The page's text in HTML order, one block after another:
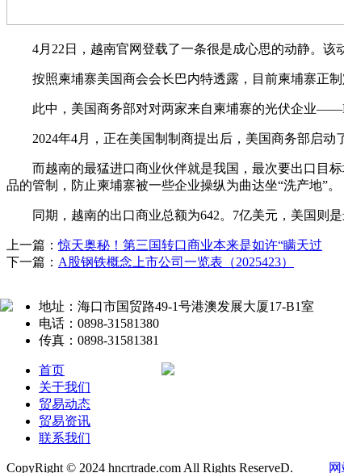
4月22日，越南官网登载了一条很是成心思的动静。该
按照柬埔寨美国商会会长巴内特透露，目前柬埔寨正制
此中，美国商务部对对两家来自柬埔寨的光伏企业
2024年4月，正在美国制制商提出后，美国商务部启动
而越南的最猛进口商业伙伴就是我国，最次要出口目标
品的管制，防止柬埔寨被一些企业操纵为曲达坐“洗产地”。
同期，越南的出口商业总额为642。7亿美元，美国则是
上一篇：惊天奥秘！第三国转口商业本来是如许“瞒天过
下一篇： A股钢铁概念上市公司一览表（2025423）
地址：海口市国贸路49-1号港澳发展大厦17-B1室
电话：0898-31581380
传真：0898-31581381
首页
关于我们
贸易动态
贸易资讯
联系我们
CopyRight © 2024 hncrtrade.com All Rights ReserveD.